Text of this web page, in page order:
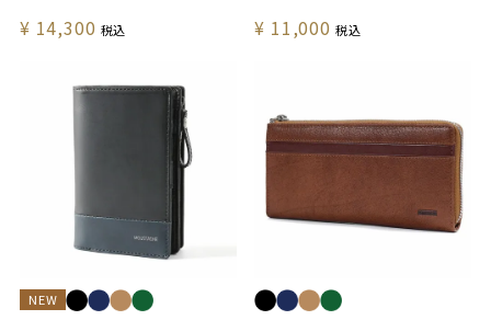
¥ 14,300 税込 ¥ 11,000 税込
NEW